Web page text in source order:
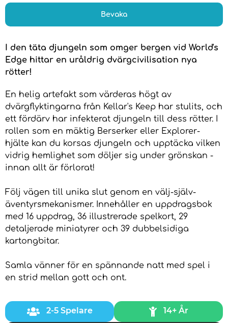
Bevaka
I den täta djungeln som omger bergen vid World's
Edge hittar en uråldrig dvärgcivilisation nya
rötter!
En helig artefakt som värderas högt av
dvärgflyktingarna från Kellar's Keep har stulits, och
ett fördärv har infekterat djungeln till dess rötter. I
rollen som en mäktig Berserker eller Explorer-
hjälte kan du korsas djungeln och upptäcka vilken
vidrig hemlighet som döljer sig under grönskan -
innan allt är förlorat!
Följ vägen till unika slut genom en välj-själv-
äventyrsmekanismer. Innehåller en uppdragsbok
med 16 uppdrag, 36 illustrerade spelkort, 29
detaljerade miniatyrer och 39 dubbelsidiga
kartongbitar.
Samla vänner för en spännande natt med spel i
en strid mellan gott och ont.
2-5 Spelare 14+ År